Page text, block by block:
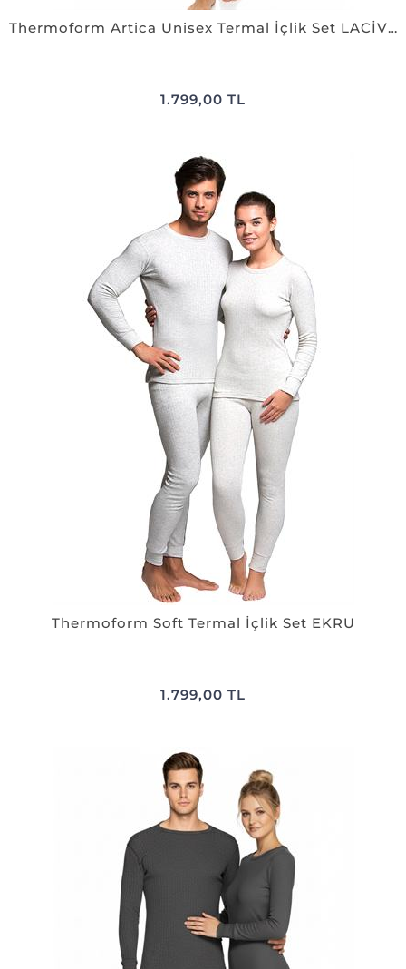
Thermoform Artica Unisex Termal İçlik Set LACİVERT
1.799,00 TL
Thermoform Soft Termal İçlik Set EKRU
1.799,00 TL